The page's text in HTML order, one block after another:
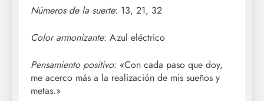
Números de la suerte: 13, 21, 32
Color armonizante: Azul eléctrico
Pensamiento positivo: «Con cada paso que doy,
me acerco más a la realización de mis sueños y
metas.»